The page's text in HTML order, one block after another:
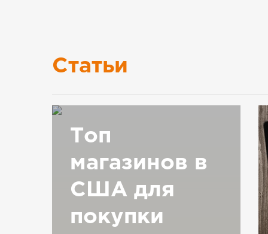
Статьи
Топ
магазинов в
США для
покупки